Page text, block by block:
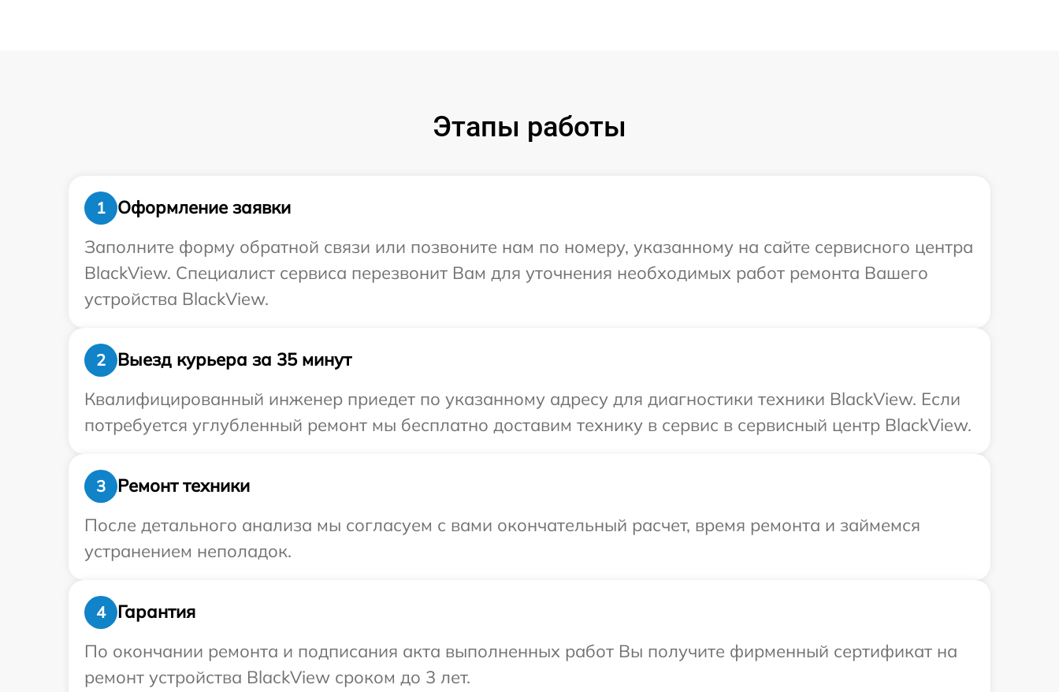
Этапы работы
1
Оформление заявки
Заполните форму обратной связи или позвоните нам по номеру, указанному на сайте сервисного центра
BlackView. Специалист сервиса перезвонит Вам для уточнения необходимых работ ремонта Вашего
устройства BlackView.
2
Выезд курьера за 35 минут
Квалифицированный инженер приедет по указанному адресу для диагностики техники BlackView. Если
потребуется углубленный ремонт мы бесплатно доставим технику в сервис в сервисный центр BlackView.
3
Ремонт техники
После детального анализа мы согласуем с вами окончательный расчет, время ремонта и займемся
устранением неполадок.
4
Гарантия
По окончании ремонта и подписания акта выполненных работ Вы получите фирменный сертификат на
ремонт устройства BlackView сроком до 3 лет.